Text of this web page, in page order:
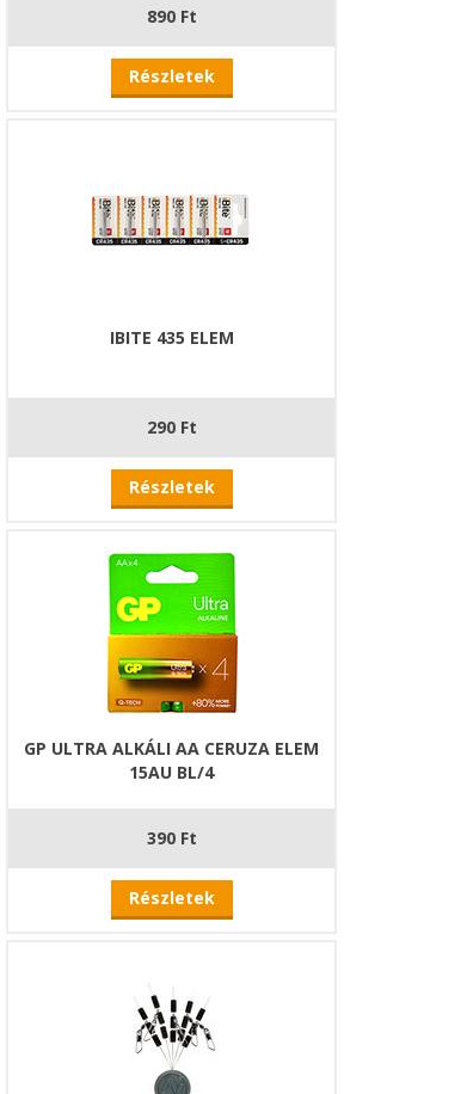
890 Ft
Részletek
IBITE 435 ELEM
290 Ft
Részletek
GP ULTRA ALKÁLI AA CERUZA ELEM
15AU BL/4
390 Ft
Részletek